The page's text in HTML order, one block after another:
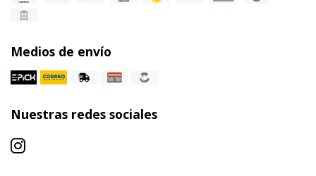
Medios de envío
Nuestras redes sociales